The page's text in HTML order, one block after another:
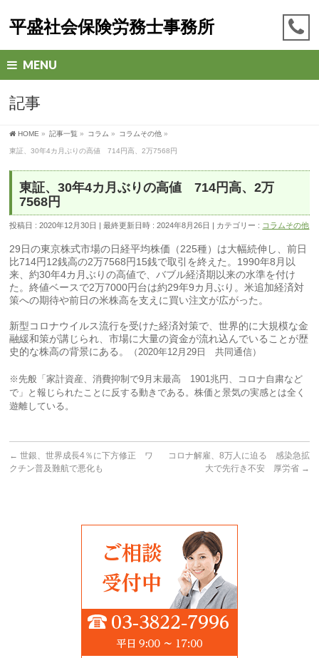
平盛社会保険労務士事務所
MENU
記事
HOME » 記事一覧 » コラム » コラムその他 »
東証、30年4カ月ぶりの高値 714円高、2万7568円
東証、30年4カ月ぶりの高値 714円高、2万
7568円
投稿日 : 2020年12月30日 最終更新日時 : 2024年8月26日 カテゴリー : コラムその他
29日の東京株式市場の日経平均株価（225種）は大幅続伸し、前日
比714円12銭高の2万7568円15銭で取引を終えた。1990年8月以
来、約30年4カ月ぶりの高値で、バブル経済期以来の水準を付け
た。終値ベースで2万7000円台は約29年9カ月ぶり。米追加経済対
策への期待や前日の米株高を支えに買い注文が広がった。
新型コロナウイルス流行を受けた経済対策で、世界的に大規模な金
融緩和策が講じられ、市場に大量の資金が流れ込んでいることが歴
史的な株高の背景にある。
（2020年12月29日 共同通信）
※先般「家計資産、消費抑制で9月末最高 1901兆円、コロナ自粛など
で」と報じられたことに反する動きである。株価と景気の実感とは全く
遊離している。
← 世銀、世界成長4％に下方修正 ワ
クチン普及難航で悪化も
コロナ解雇、8万人に迫る 感染急拡
大で先行き不安 厚労省 →